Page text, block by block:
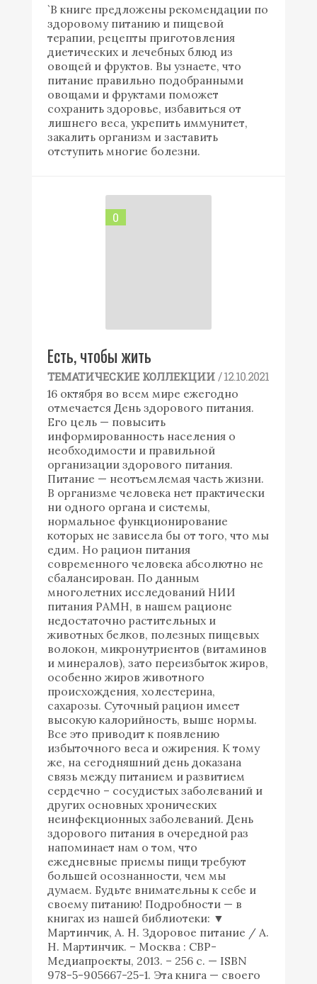
`В книге предложены рекомендации по
здоровому питанию и пищевой
терапии, рецепты приготовления
диетических и лечебных блюд из
овощей и фруктов. Вы узнаете, что
питание правильно подобранными
овощами и фруктами поможет
сохранить здоровье, избавиться от
лишнего веса, укрепить иммунитет,
закалить организм и заставить
отступить многие болезни.
0
Есть, чтобы жить
ТЕМАТИЧЕСКИЕ КОЛЛЕКЦИИ / 12.10.2021
16 октября во всем мире ежегодно
отмечается День здорового питания.
Его цель — повысить
информированность населения о
необходимости и правильной
организации здорового питания.
Питание — неотъемлемая часть жизни.
В организме человека нет практически
ни одного органа и системы,
нормальное функционирование
которых не зависела бы от того, что мы
едим. Но рацион питания
современного человека абсолютно не
сбалансирован. По данным
многолетних исследований НИИ
питания РАМН, в нашем рационе
недостаточно растительных и
животных белков, полезных пищевых
волокон, микронутриентов (витаминов
и минералов), зато переизбыток жиров,
особенно жиров животного
происхождения, холестерина,
сахарозы. Суточный рацион имеет
высокую калорийность, выше нормы.
Все это приводит к появлению
избыточного веса и ожирения. К тому
же, на сегодняшний день доказана
связь между питанием и развитием
сердечно – сосудистых заболеваний и
других основных хронических
неинфекционных заболеваний. День
здорового питания в очередной раз
напоминает нам о том, что
ежедневные приемы пищи требуют
большей осознанности, чем мы
думаем. Будьте внимательны к себе и
своему питанию! Подробности — в
книгах из нашей библиотеки: ▼
Мартинчик, А. Н. Здоровое питание / А.
Н. Мартинчик. – Москва : СВР-
Медиапроекты, 2013. – 256 с. — ISBN
978-5-905667-25-1. Эта книга — своего